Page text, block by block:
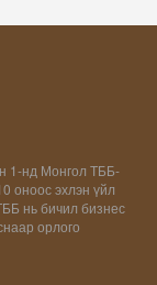
1-нд Монгол ТББ-
оноос эхлэн үйл
нь бичил бизнес
орлого